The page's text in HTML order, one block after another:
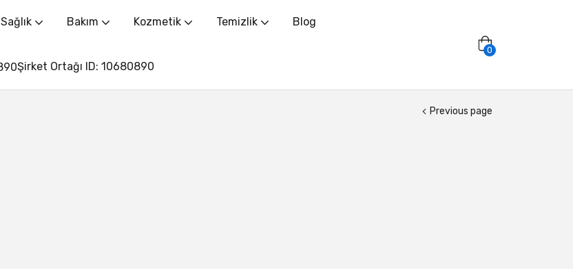
Sağlık Bakım Kozmetik Temizlik Blog
Şirket Ortağı ID: 10680890
0
Previous page